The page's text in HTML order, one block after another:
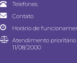
Telefones
Contato
Horário de
Atendimento
11/08/2000